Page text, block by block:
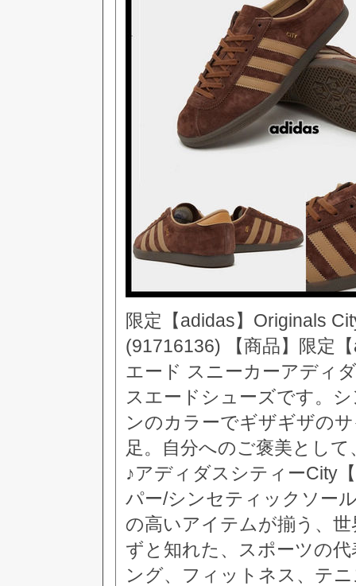
限定【adidas】Originals
(91716136) 【商品】限定
エード スニーカーアディ
スエードシューズです。
ンのカラーでギザギザの
足。自分へのご褒美とし
♪アディダスシティーCity
パー/シンセティックソー
の高いアイテムが揃う、
ずと知れた、スポーツの
ング、フィットネス、テ